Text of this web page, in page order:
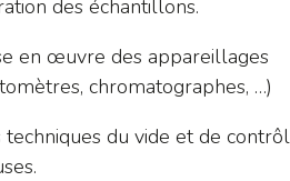
des échantillons.
en œuvre des appareillages
chromatographes, …)
du vide et de